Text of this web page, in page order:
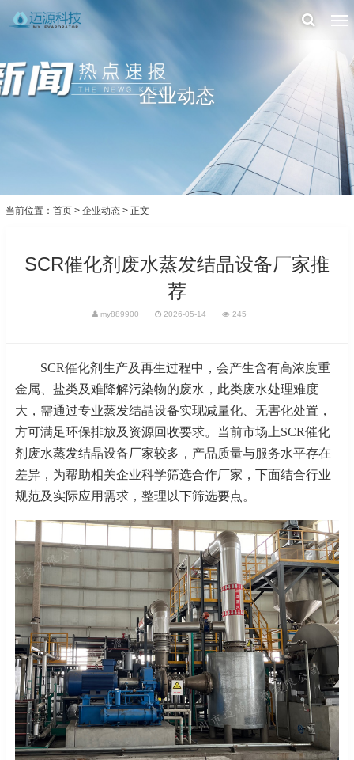
企业动态
当前位置： 首页 > 企业动态 > 正文
SCR催化剂废水蒸发结晶设备厂家推
荐
my889900 2026-05-14 245
SCR催化剂生产及再生过程中，会产生含有高浓度重
金属、盐类及难降解污染物的废水，此类废水处理难度
大，需通过专业蒸发结晶设备实现减量化、无害化处置，
方可满足环保排放及资源回收要求。当前市场上SCR催化
剂废水蒸发结晶设备厂家较多，产品质量与服务水平存在
差异，为帮助相关企业科学筛选合作厂家，下面结合行业
规范及实际应用需求，整理以下筛选要点。